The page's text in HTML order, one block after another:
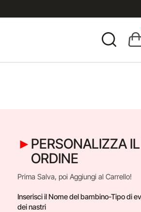
PERSONALIZZA
ORDINE
Prima Salva, poi Aggiungi al Carrello!
Inserisci il Nome del bambino-Tipo di
dei nastri